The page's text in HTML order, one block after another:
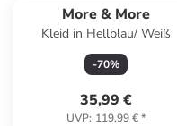
More & More
Kleid in Hellblau/ Weiß
-70%
35,99 €
UVP: 119,99 €*